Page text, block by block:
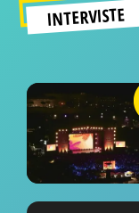
INTERVISTE